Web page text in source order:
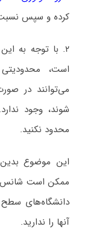
کرده و سپس
۲. با توجه به
است، محدودیتی
می‌توانند در
شوند، وجود
محدود نکنید.
این موضوع
ممکن است شانس
دانشگاه‌های سطح
آنها را ندارید.